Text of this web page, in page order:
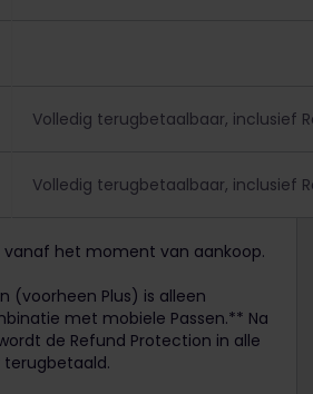
Volledig terugbetaalbaar, inclusief
Volledig terugbetaalbaar, inclusief
vanaf het moment van aankoop.
(voorheen Plus) is alleen
met mobiele Passen.** Na
de Refund Protection in alle